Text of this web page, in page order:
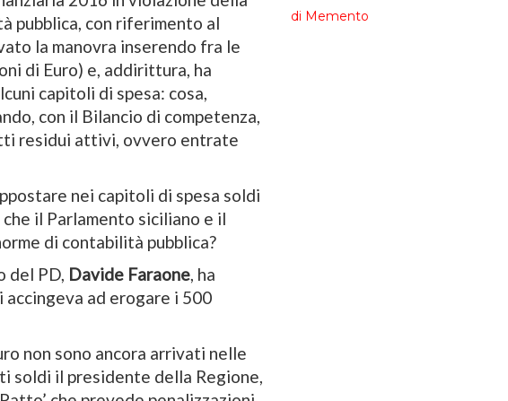
pubblica, con riferimento al
la manovra inserendo fra le
di Euro) e, addirittura, ha
capitoli di spesa: cosa,
con il Bilancio di competenza,
residui attivi, ovvero entrate
nei capitoli di spesa soldi
il Parlamento siciliano e il
di contabilità pubblica?
del PD, Davide Faraone, ha
accingeva ad erogare i 500
non sono ancora arrivati nelle
soldi il presidente della Regione,